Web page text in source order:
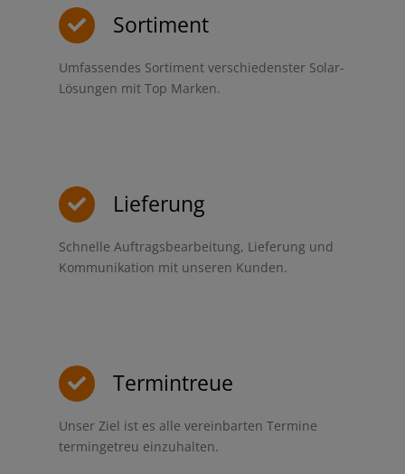
Sortiment
Umfassendes Sortiment verschiedenster Solar-
Lösungen mit Top Marken.
Lieferung
Schnelle Auftragsbearbeitung, Lieferung und
Kommunikation mit unseren Kunden.
Termintreue
Unser Ziel ist es alle vereinbarten Termine
termingetreu einzuhalten.